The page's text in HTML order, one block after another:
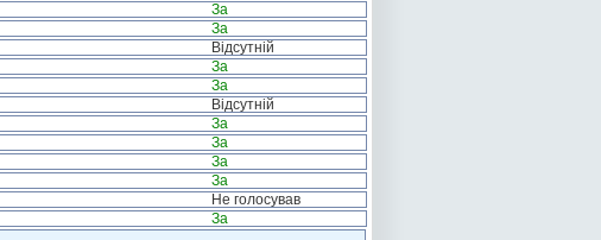
За
За
Відсутній
За
За
Відсутній
За
За
За
За
Не голосував
За